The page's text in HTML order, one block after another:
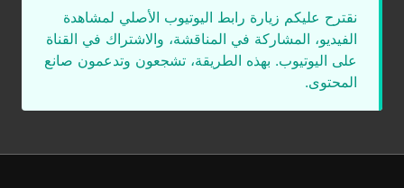
نقترح عليكم زيارة رابط اليوتيوب الأصلي لمشاهدة
الفيديو، المشاركة في المناقشة، والاشتراك في القناة
على اليوتيوب. بهذه الطريقة، تشجعون وتدعمون صانع
المحتوى.